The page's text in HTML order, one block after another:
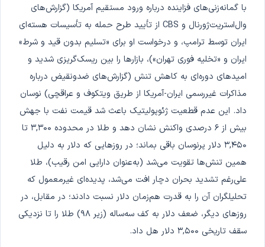
با گمانه‌زنی‌های فزاینده درباره ورود مستقیم آمریکا (گزارش‌های
وال‌استریت‌ژورنال و CBS از تأیید طرح حمله به تأسیسات هسته‌ای
ایران توسط ترامپ، و درخواست او برای «تسلیم بدون قید و شرط»
ایران و «تخلیه فوری تهران»)، بازارها را بین ریسک‌گریزی شدید و
امیدهای دوره‌ای به کاهش تنش (گزارش‌های ضدونقیض درباره
مذاکرات غیررسمی ایران-آمریکا از طریق ویتکوف و عراقچی) نوسان
داد. این عدم قطعیت ژئوپولیتیک باعث شد قیمت نفت با جهش
بیش از ۶ درصدی واکنش نشان دهد و طلا در محدوده ۳,۳۰۰ تا
۳,۴۵۰ دلار پرنوسان باقی بماند؛ در روزهایی که دلار به دلیل
همین تنش‌ها تقویت می‌شد (به‌عنوان دارایی امن رقیب)، طلا
علی‌رغم تشدید بحران دچار افت می‌شد، پدیده‌ای غیرمعمول که
تحلیلگران آن را به قدرت هم‌زمان دلار نسبت دادند؛ در مقابل، در
روزهای دیگر، ضعف دلار به کف سه‌ساله (زیر ۹۸) طلا را تا نزدیکی
سقف تاریخی ۳,۵۰۰ دلار هل داد.